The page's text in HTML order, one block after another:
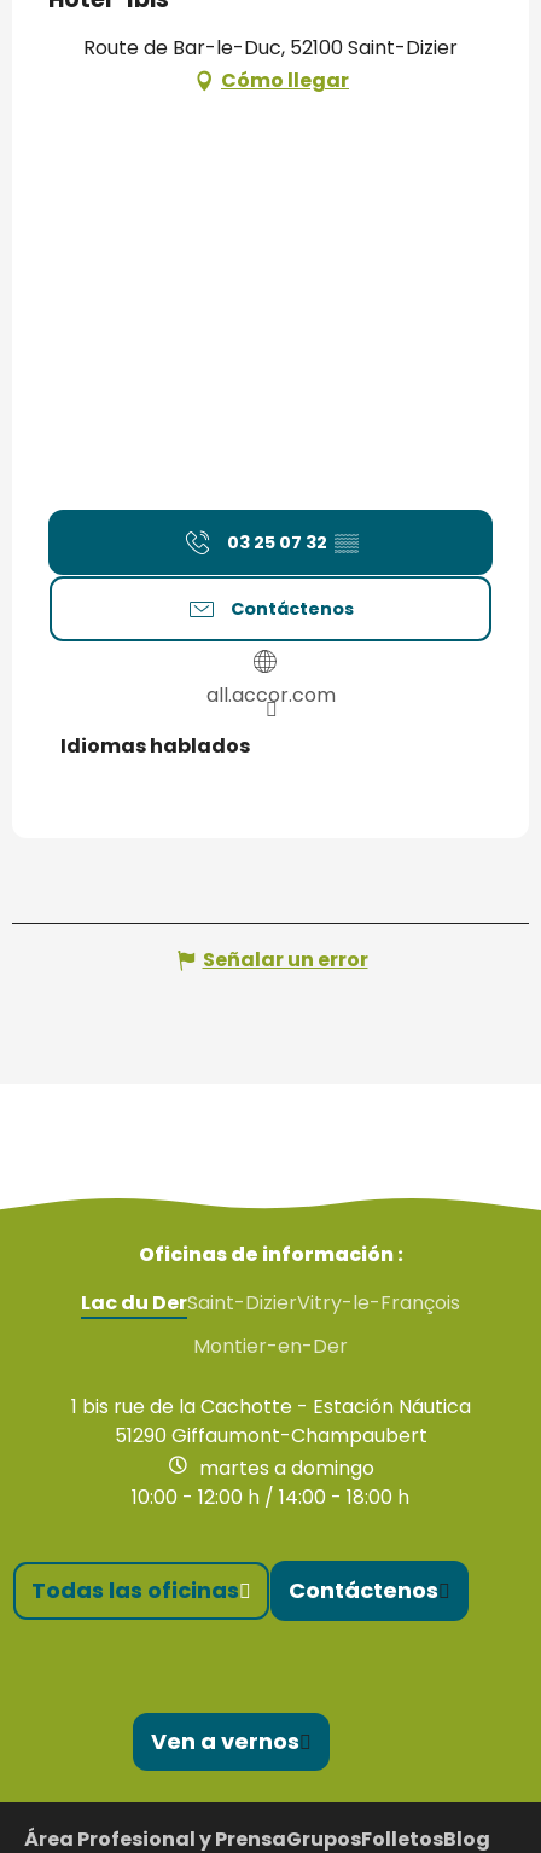
Route de Bar-le-Duc, 52100 Saint-Dizier
Cómo llegar
03 25 07 32 ▒▒
Contáctenos
all.accor.com
Idiomas hablados
Idiomas hablados
Señalar un error
Oficinas de información :
Lac du DerSaint-DizierVitry-le-François
Montier-en-Der
1 bis rue de la Cachotte - Estación Náutica
51290 Giffaumont-Champaubert
martes a domingo
10:00 - 12:00 h / 14:00 - 18:00 h
Todas las oficinas Contáctenos
Ven a vernos
Área Profesional y PrensaGruposFolletosBlog